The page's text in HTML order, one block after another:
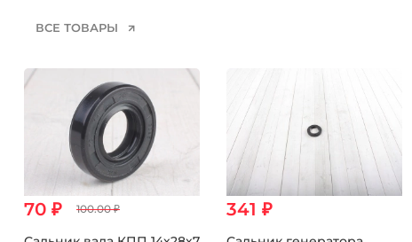
ВСЕ ТОВАРЫ
70 ₽ 100.00 ₽ 341 ₽